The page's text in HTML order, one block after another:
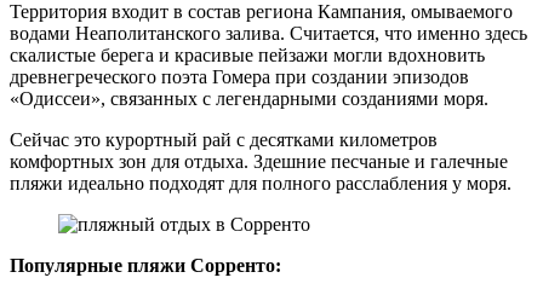
Территория входит в состав региона Кампания, омываемого
водами Неаполитанского залива. Считается, что именно здесь
скалистые берега и красивые пейзажи могли вдохновить
древнегреческого поэта Гомера при создании эпизодов
«Одиссеи», связанных с легендарными созданиями моря.
Сейчас это курортный рай с десятками километров
комфортных зон для отдыха. Здешние песчаные и галечные
пляжи идеально подходят для полного расслабления у моря.
Популярные пляжи Сорренто: